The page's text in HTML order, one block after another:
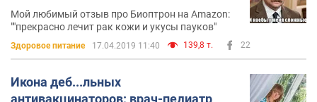
Мой любимый отзыв про Биоптрон на Amazon:
""прекрасно лечит рак кожи и укусы пауков"
Здоровое питание 17.04.2019 11:40 139,8 т. 22
Икона деб...льных
антивакцинаторов: врач-педиатр